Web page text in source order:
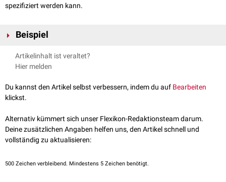
spezifiziert werden kann.
Beispiel
ICD-10
können Kodes mit einem † versehen werden, um sie als
Primär- bzw. Ätiologiekode
Ausrufezeichenschlüsselnummer (!) kombiniert.
Artikelinhalt ist veraltet?
Hier melden
Du kannst den Artikel selbst verbessern, indem du auf Bearbeiten
klickst.
Alternativ kümmert sich unser Flexikon-Redaktionsteam darum.
Deine zusätzlichen Angaben helfen uns, den Artikel schnell und
vollständig zu aktualisieren:
500 Zeichen verbleibend. Mindestens 5 Zeichen benötigt.